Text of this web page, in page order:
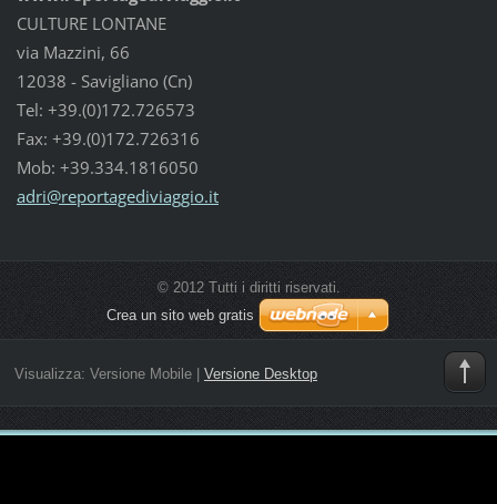
CULTURE LONTANE
via Mazzini, 66
12038 - Savigliano (Cn)
Tel: +39.(0)172.726573
Fax: +39.(0)172.726316
Mob: +39.334.1816050
adri@reportagediviaggio.it
© 2012 Tutti i diritti riservati.
Crea un sito web gratis
Visualizza: Versione Mobile| Versione Desktop